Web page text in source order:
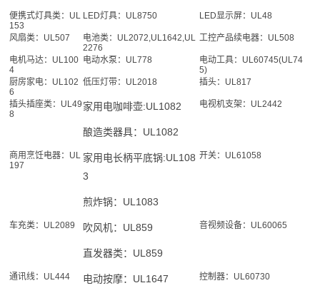
便携式灯具类：UL
153
LED灯具：UL8750 LED显示屏：UL48
风扇类：UL507
电池类：UL2072,UL1642,UL
2276
工控产品续电器：UL508
电机马达：UL100
4
电动水泵：UL778
电动工具：UL60745(UL74
5)
厨房家电：UL102
6
低压灯带：UL2018 插头：UL817
插头插座类：UL49
8
家用电咖啡壶:UL1082
酿造类器具：UL1082
电视机支架：UL2442
商用烹饪电器：UL
197
家用电长柄平底锅:UL108
3
煎炸锅：UL1083
开关：UL61058
车充类：UL2089 吹风机：UL859
直发器类：UL859
音视频设备：UL60065
通讯线：UL444 电动按摩：UL1647 控制器：UL60730